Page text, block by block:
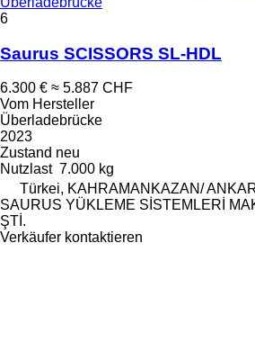
6
Saurus SCISSORS SL-HDL
6.300 € ≈ 5.887 CHF
Vom Hersteller
Überladebrücke
2023
Zustand neu
Nutzlast 7.000 kg
Türkei, KAHRAMANKAZAN/
SAURUS YÜKLEME SİSTEMLERİ
ŞTİ.
Verkäufer kontaktieren